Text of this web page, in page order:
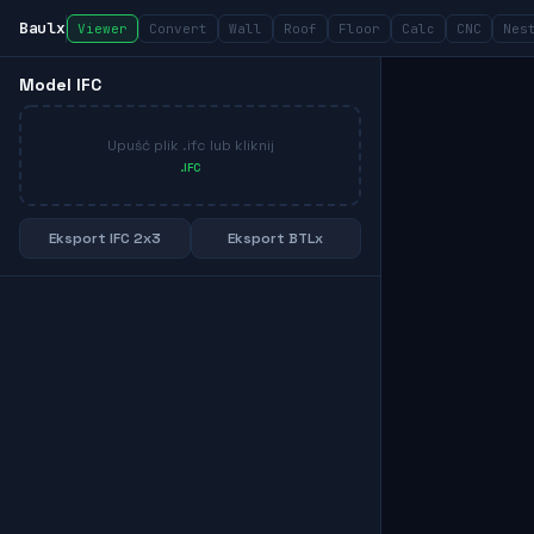
Baulx Viewer Convert Wall Roof Floor Calc CNC Nest
Model IFC
Upuść plik .ifc lub kliknij
.IFC
Eksport IFC 2x3 Eksport BTLx